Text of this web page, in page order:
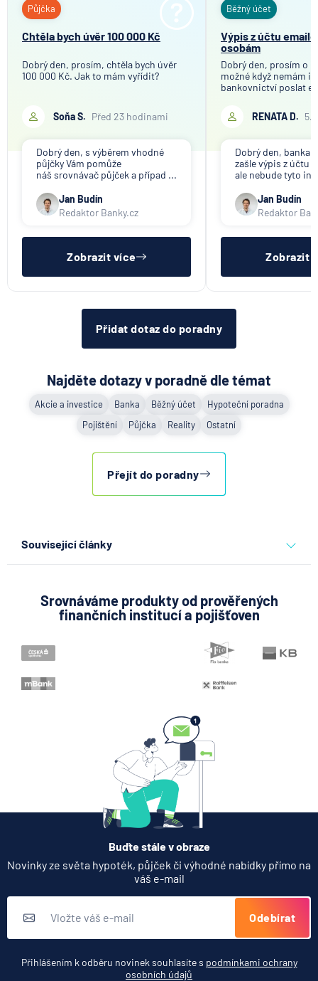
Půjčka
Chtěla bych úvěr 100 000 Kč
Dobrý den, prosím, chtěla bych úvěr
100 000 Kč. Jak to mám vyřídit?
Soňa S. Před 23 hodinami
Dobrý den, s výběrem vhodné
půjčky Vám pomůže
náš srovnávač půjček a případ ...
Jan Budín
Redaktor Banky.cz
Zobrazit více
Běžný účet
Výpis z účtu
osobám
Dobrý den, prosím o
možné když nemám
bankovnictví poslat
RENATA D.
Dobrý den, banka
zašle výpis z účtu
ale nebude tyto
Jan Budín
Redaktor
Zobrazit
Přidat dotaz do poradny
Najděte dotazy v poradně dle témat
Akcie a investice Banka Běžný účet
Hypoteční poradna
Pojištění
Půjčka Reality Ostatní
Přejít do poradny
Související články
přímo v Partners App
6.8.2026 Daně
Když rozhoduje stres: nové
triky bankovních podvodníků
Partners Banka spouští
termínovaný vklad 4,33 %
p.a. na 6 měsíců
5.8.2026
Jak dnes vykládat výsledky
zátěžových testů ČNB
Zobrazit všechny články
Srovnáváme produkty od prověřených
finančních institucí a pojišťoven
Buďte stále v obraze
Novinky ze světa hypoték, půjček či výhodné nabídky přímo na
váš e-mail
Odebírat
Přihlášením k odběru novinek souhlasíte s podmínkami ochrany
osobních údajů